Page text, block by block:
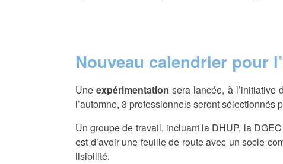
Nouveau calendrier pour
Uneexpérimentation sera lancée, à l’initiative
l’automne, 3 professionnels seront
Un groupe de travail, incluant la DHUP, la
est d’avoir une feuille de route avec un socle
lisibilité.